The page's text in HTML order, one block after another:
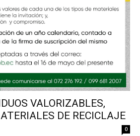
VALORIZABLES,
DE RECICLAJE
0